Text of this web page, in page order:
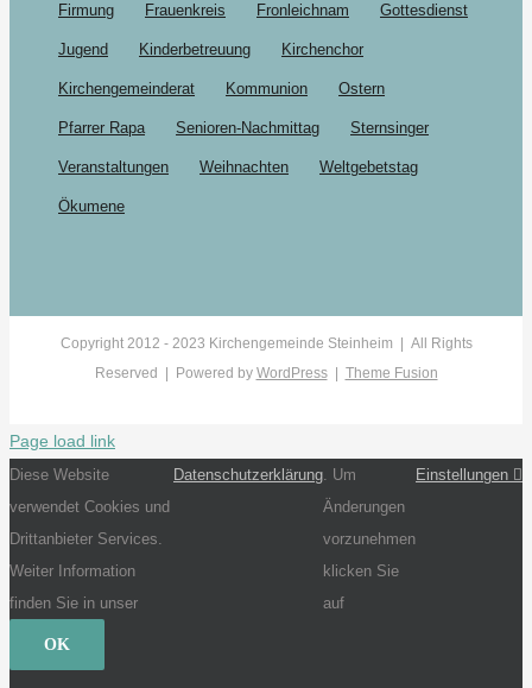
Firmung Frauenkreis Fronleichnam Gottesdienst
Jugend Kinderbetreuung Kirchenchor
Kirchengemeinderat Kommunion Ostern
Pfarrer Rapa Senioren-Nachmittag Sternsinger
Veranstaltungen Weihnachten Weltgebetstag
Ökumene
Copyright 2012 - 2023 Kirchengemeinde Steinheim | All Rights
Reserved | Powered by WordPress| Theme Fusion
Page load link
Diese Website
verwendet Cookies und
Drittanbieter Services.
Weiter Information
finden Sie in unser
Datenschutzerklärung . Um
Änderungen
vorzunehmen
klicken Sie
auf
Einstellungen
OK